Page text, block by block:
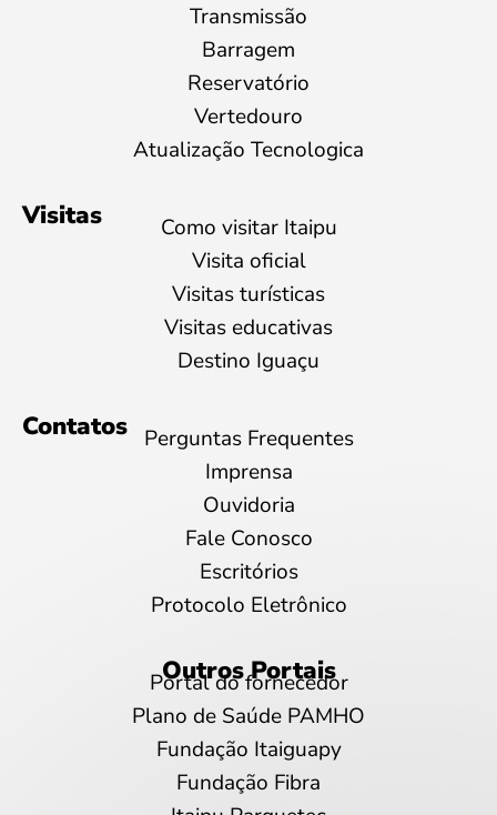
Transmissão
Barragem
Reservatório
Vertedouro
Atualização Tecnologica
Visitas
Como visitar Itaipu
Visita oficial
Visitas turísticas
Visitas educativas
Destino Iguaçu
Contatos
Perguntas Frequentes
Imprensa
Ouvidoria
Fale Conosco
Escritórios
Protocolo Eletrônico
Outros Portais
Portal do fornecedor
Plano de Saúde PAMHO
Fundação Itaiguapy
Fundação Fibra